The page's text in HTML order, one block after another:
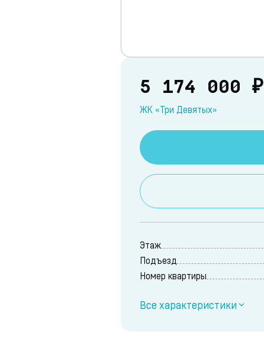
5 174 000 ₽
ЖК «Три Девятых»
Этаж
Подъезд
Номер квартиры
Все характеристики